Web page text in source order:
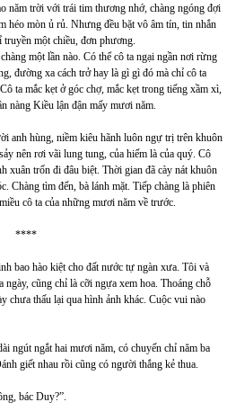
năm trời với trái tim thương nhớ, chàng ngóng đợi
héo mòn ủ rủ. Nhưng đều bặt vô âm tín, tin nhắn
một chiều, đơn phương.
một lần nào. Có thể cô ta ngại ngần nơi rừng
đường xa cách trở hay là gì gì đó mà chỉ cô ta
ta mắc kẹt ở góc chợ, mắc kẹt trong tiếng xầm xì,
nàng Kiều lận đận mấy mươi năm.
hùng, niềm kiêu hãnh luôn ngự trị trên khuôn
nên rơi vãi lung tung, của hiếm là của quý. Cô
xuân trốn đi đâu biệt. Thời gian đã cày nát khuôn
Chàng tìm đến, bà lánh mặt. Tiếp chàng là phiên
cô ta của những mươi năm về trước.
****
bao hào kiệt cho đất nước tự ngàn xưa. Tôi và
cũng chỉ là cỡi ngựa xem hoa. Thoáng chỗ
chưa thấu lại qua hình ảnh khác. Cuộc vui nào
ngút ngắt hai mươi năm, có chuyến chỉ năm ba
giết nhau rồi cũng có người thắng kẻ thua.
bác Duy?”.